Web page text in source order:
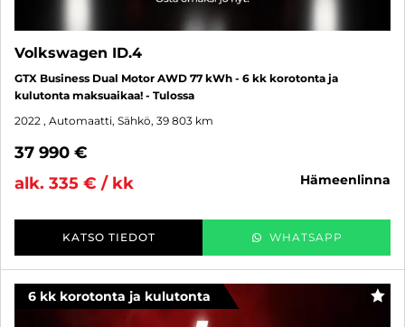
Volkswagen ID.4
GTX Business Dual Motor AWD 77 kWh - 6 kk korotonta ja
kulutonta maksuaikaa! - Tulossa
2022 , Automaatti, Sähkö, 39 803 km
37 990 €
alk. 335 € / kk
hämeenlinna
KATSO TIEDOT WHATSAPP
6 kk korotonta ja kulutonta